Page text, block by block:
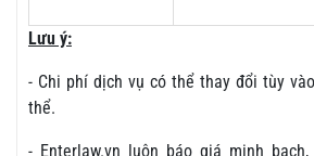
Lưu ý:
- Chi phí dịch vụ có thể thay đổi tùy
thể.
- Enterlaw.vn luôn báo giá minh